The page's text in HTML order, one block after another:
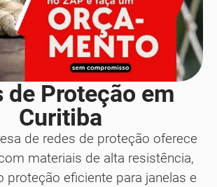
de Proteção em
Curitiba
de redes de proteção oferece
materiais de alta resistência,
proteção eficiente para janelas e